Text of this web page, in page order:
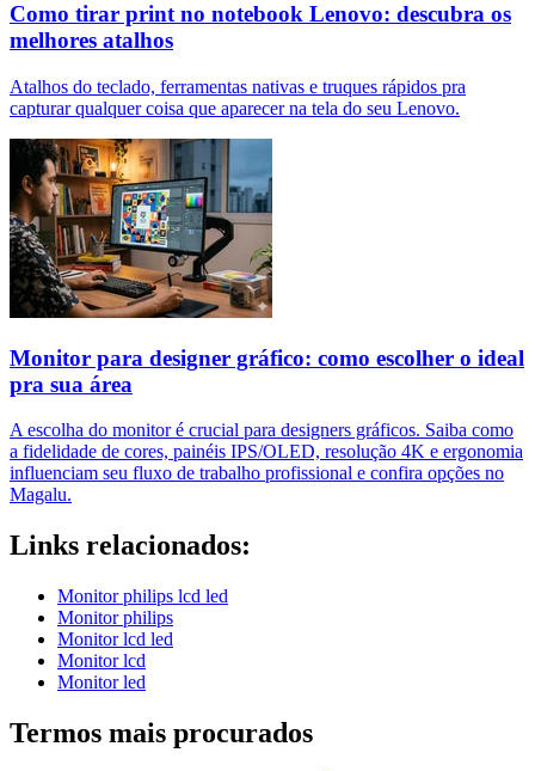
Como tirar print no notebook Lenovo: descubra os
melhores atalhos
Atalhos do teclado, ferramentas nativas e truques rápidos pra
capturar qualquer coisa que aparecer na tela do seu Lenovo.
Monitor para designer gráfico: como escolher o ideal
pra sua área
A escolha do monitor é crucial para designers gráficos. Saiba como
a fidelidade de cores, painéis IPS/OLED, resolução 4K e ergonomia
influenciam seu fluxo de trabalho profissional e confira opções no
Magalu.
Links relacionados:
Monitor philips lcd led
Monitor philips
Monitor lcd led
Monitor lcd
Monitor led
Termos mais procurados